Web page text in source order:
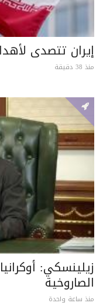
إيران تتصدى
منذ 38 دقيقة
زيلينسكي:
الصاروخية
منذ ساعة واحدة